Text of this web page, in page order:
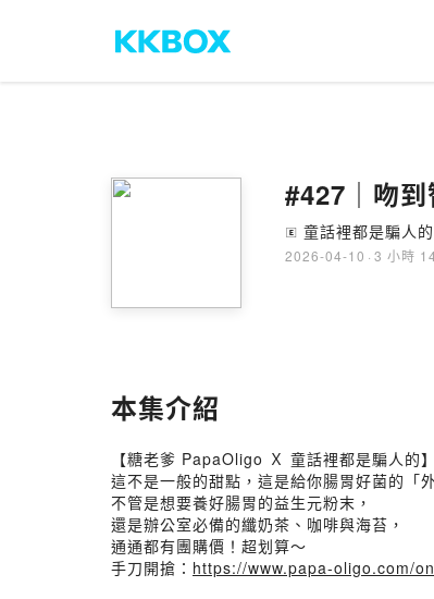
#427｜吻
🄴 童話裡都是騙人的
2026-04-10 · 3 小時
本集介紹
【糖老爹 PapaOligo Ｘ 童話裡都是騙人的
這不是一般的甜點，這是給你腸胃好菌的「
不管是想要養好腸胃的益生元粉末，
還是辦公室必備的纖奶茶、咖啡與海苔，
通通都有團購價！超划算～
手刀開搶： https://www.papa-oligo.com/